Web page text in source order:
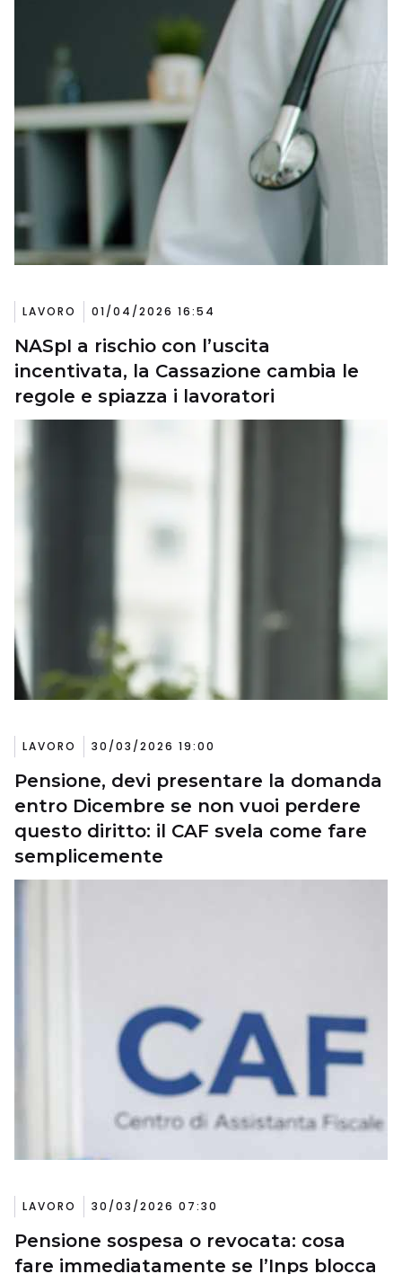
LAVORO 01/04/2026 16:54
NASpI a rischio con l’uscita
incentivata, la Cassazione cambia le
regole e spiazza i lavoratori
LAVORO 30/03/2026 19:00
Pensione, devi presentare la domanda
entro Dicembre se non vuoi perdere
questo diritto: il CAF svela come fare
semplicemente
LAVORO 30/03/2026 07:30
Pensione sospesa o revocata: cosa
fare immediatamente se l’Inps blocca